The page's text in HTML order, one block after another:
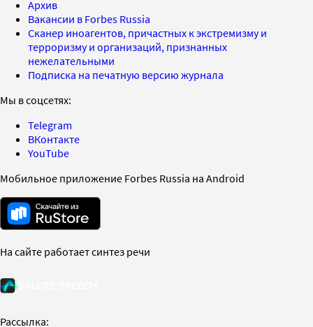
Архив
Вакансии в Forbes Russia
Сканер иноагентов, причастных к экстремизму и
терроризму и организаций, признанных
нежелательными
Подписка на печатную версию журнала
Мы в соцсетях:
Telegram
ВКонтакте
YouTube
Мобильное приложение Forbes Russia на Android
На сайте работает синтез речи
Рассылка: